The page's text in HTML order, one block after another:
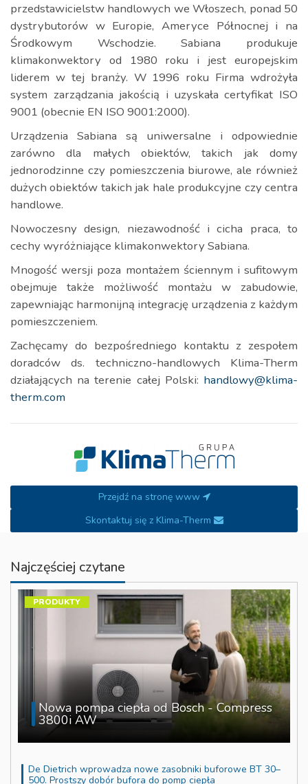
przedstawicielstw handlowych we Włoszech, ponad 50
dystrybutorów w Europie, Ameryce Północnej i na
Środkowym Wschodzie. Sabiana produkuje
klimakonwektory od 1980 roku i jest europejskim
liderem w tej branży. W 1996 roku Firma wdrożyła
system zarządzania jakością i uzyskała certyfikat ISO
9001 (obecnie EN ISO 9001:2000).
Urządzenia Sabiana są uniwersalne i odpowiednie
zarówno dla małych obiektów, takich jak domy
jednorodzinne czy pomieszczenia biurowe, ale również
dużych obiektów takich jak hale produkcyjne czy centra
handlowe.
Nowoczesny design, niezawodność i cicha praca, to
cechy wyróżniające klimakonwektory Sabiana.
Mnogość wersji poza montażem ściennym i sufitowym
obejmuje także możliwość montażu w zabudowie,
zapewniając harmonijną integrację urządzenia z każdym
pomieszczeniem.
Zachęcamy do bezpośredniego kontaktu z zespołem
doradców ds. techniczno-handlowych Klima-Therm
działających na terenie całej Polski: handlowy@klima-
therm.com
Przejdź na stronę www
Skontaktuj się z Klima-Therm
Najczęściej czytane
Nowa pompa ciepła od Bosch - Compress
3800i AW
PRODUKTY
De Dietrich wprowadza nowe zasobniki buforowe BT 30–
500. Prostszy dobór bufora do pomp ciepła